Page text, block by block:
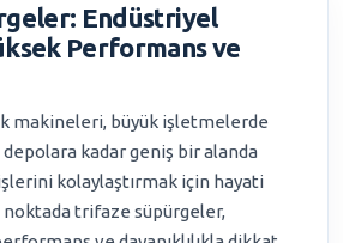
Endüstriyel
Performans ve
makineleri, büyük işletmelerde
kadar geniş bir alanda
kolaylaştırmak için hayati
trifaze süpürgeler,